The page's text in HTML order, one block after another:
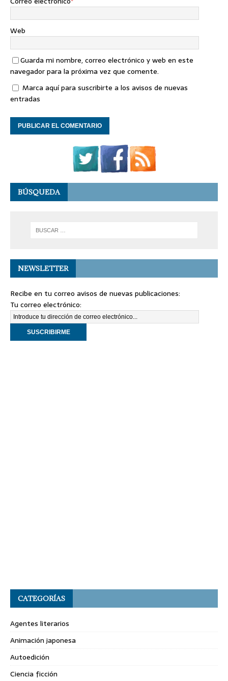
Web
Guarda mi nombre, correo electrónico y web en este
navegador para la próxima vez que comente.
Marca aquí para suscribirte a los avisos de nuevas
entradas
BÚSQUEDA
NEWSLETTER
Recibe en tu correo avisos de nuevas publicaciones:
Tu correo electrónico:
CATEGORÍAS
Agentes literarios
Animación japonesa
Autoedición
Ciencia ficción